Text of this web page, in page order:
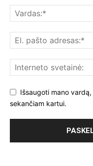
Išsaugoti mano
sekančiam kartui.